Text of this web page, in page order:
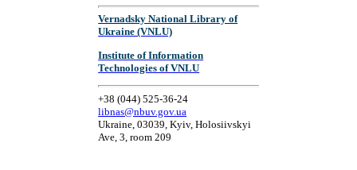
Vernadsky National Library of
Ukraine (VNLU)
Institute of Information
Technologies of VNLU
+38 (044) 525-36-24
libnas@nbuv.gov.ua
Ukraine, 03039, Kyiv, Holosiivskyi
Ave, 3, room 209